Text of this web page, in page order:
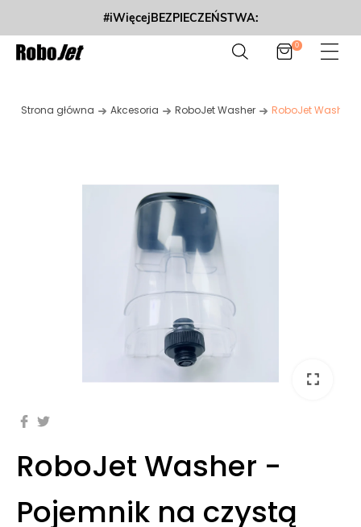
#iWięcejBEZPIECZEŃSTWA:
0
Strona główna Akcesoria RoboJet Washer RoboJet Washer
fullscreen
RoboJet Washer -
Pojemnik na czystą